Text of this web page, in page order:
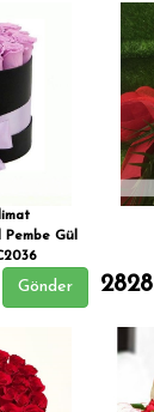
Gül
Gönder 2828